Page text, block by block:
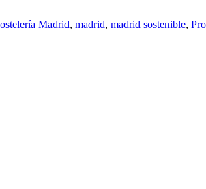
Madrid, madrid, madrid sostenible,